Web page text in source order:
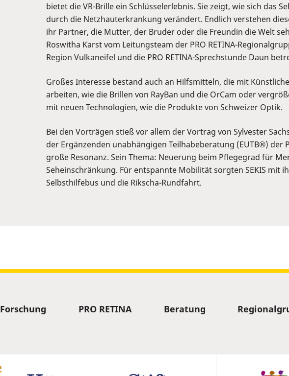
bietet die VR-Brille ein Schlüsselerlebnis. Sie zeigt, wie sich das
durch die Netzhauterkrankung verändert. Endlich verstehen
ihr Partner, die Mutter, der Bruder oder die Freundin die Welt
Roswitha Karst vom Leitungsteam der PRO RETINA-
Region Vulkaneifel und die PRO RETINA-Sprechstunde Daun
Großes Interesse bestand auch an Hilfsmitteln, die mit
arbeiten, wie die Brillen von RayBan und die OrCam oder
mit neuen Technologien, wie die Produkte von Schweizer Optik.
Bei den Vorträgen stieß vor allem der Vortrag von Sylvester
der Ergänzenden unabhängigen Teilhabeberatung (EUTB®) der
große Resonanz. Sein Thema: Neuerung beim Pflegegrad für
Seheinschränkung. Für entspannte Mobilität sorgten SEKIS mit
Selbsthilfebus und die Rikscha-Rundfahrt.
Forschung PRO RETINA Beratung